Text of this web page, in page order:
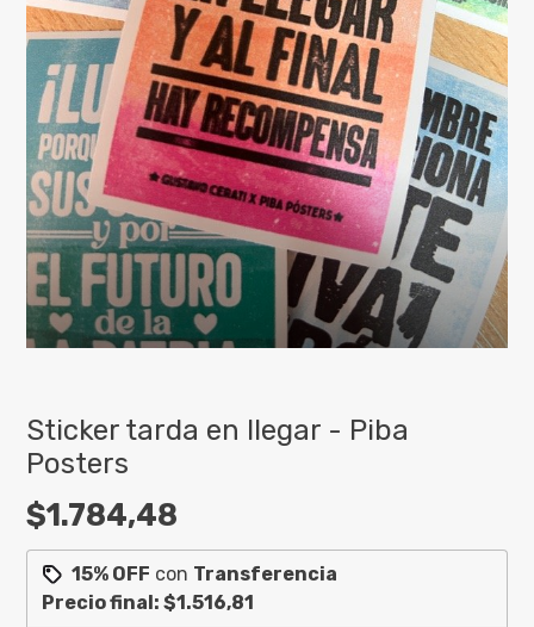
Sticker tarda en llegar - Piba
Posters
$1.784,48
15% OFF con Transferencia
Precio final:$1.516,81